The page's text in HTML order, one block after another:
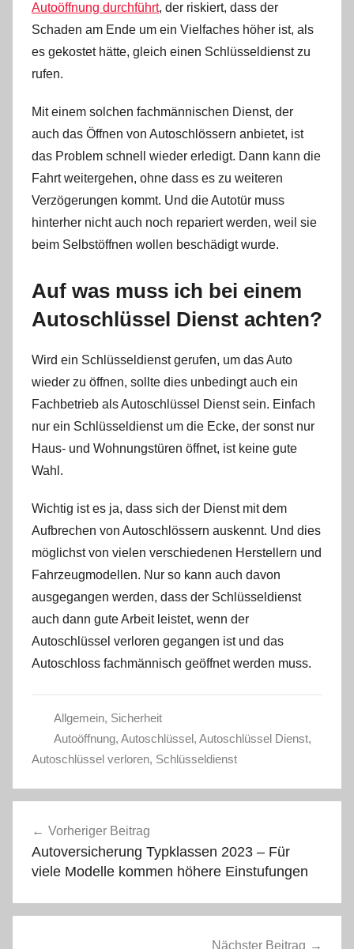
Autoöffnung durchführt, der riskiert, dass der
Schaden am Ende um ein Vielfaches höher ist, als
es gekostet hätte, gleich einen Schlüsseldienst zu
rufen.
Mit einem solchen fachmännischen Dienst, der
auch das Öffnen von Autoschlössern anbietet, ist
das Problem schnell wieder erledigt. Dann kann die
Fahrt weitergehen, ohne dass es zu weiteren
Verzögerungen kommt. Und die Autotür muss
hinterher nicht auch noch repariert werden, weil sie
beim Selbstöffnen wollen beschädigt wurde.
Auf was muss ich bei einem
Autoschlüssel Dienst achten?
Wird ein Schlüsseldienst gerufen, um das Auto
wieder zu öffnen, sollte dies unbedingt auch ein
Fachbetrieb als Autoschlüssel Dienst sein. Einfach
nur ein Schlüsseldienst um die Ecke, der sonst nur
Haus- und Wohnungstüren öffnet, ist keine gute
Wahl.
Wichtig ist es ja, dass sich der Dienst mit dem
Aufbrechen von Autoschlössern auskennt. Und dies
möglichst von vielen verschiedenen Herstellern und
Fahrzeugmodellen. Nur so kann auch davon
ausgegangen werden, dass der Schlüsseldienst
auch dann gute Arbeit leistet, wenn der
Autoschlüssel verloren gegangen ist und das
Autoschloss fachmännisch geöffnet werden muss.
Allgemein, Sicherheit
Autoöffnung, Autoschlüssel, Autoschlüssel Dienst,
Autoschlüssel verloren, Schlüsseldienst
Vorheriger Beitrag
Autoversicherung Typklassen 2023 – Für
viele Modelle kommen höhere Einstufungen
Nächster Beitrag